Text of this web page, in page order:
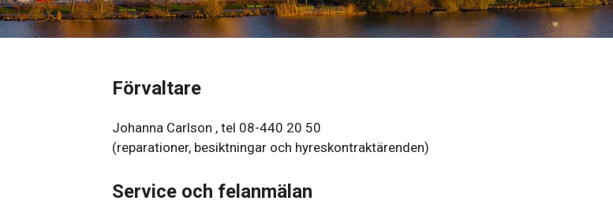
Förvaltare
Johanna Carlson , tel 08-440 20 50
(reparationer, besiktningar och hyreskontraktärenden)
Service och felanmälan